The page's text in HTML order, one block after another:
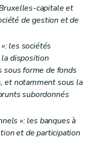
capitale et
de gestion et de
les sociétés
disposition
forme de fonds
et notamment sous la
subordonnés
»: les banques à
et de participation